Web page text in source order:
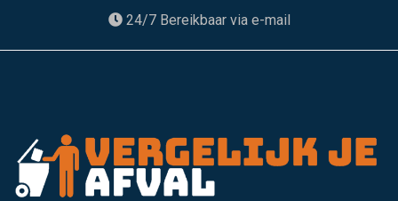
24/7 Bereikbaar via e-mail